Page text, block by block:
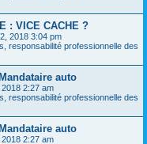
: VICE CACHE ?
2018 3:04 pm
responsabilité professionnelle des
auto
2:27 am
responsabilité professionnelle des
auto
2:27 am